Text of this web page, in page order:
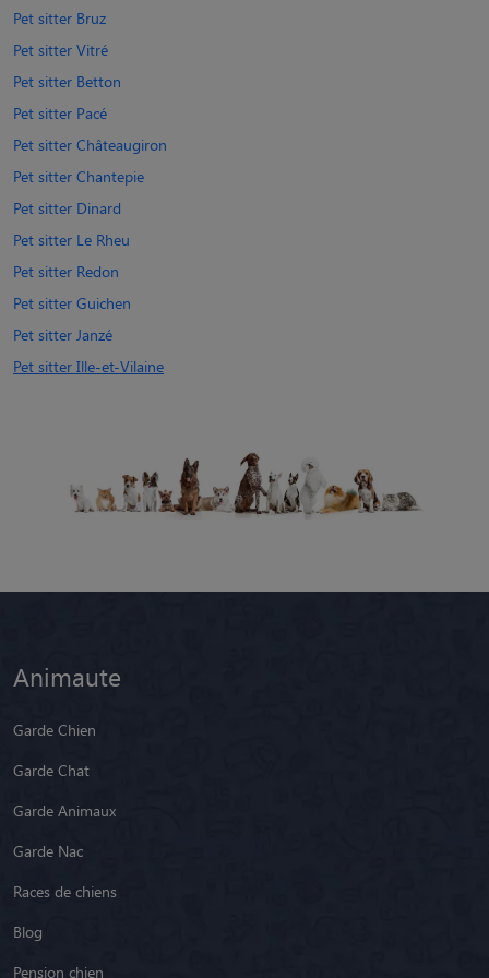
Pet sitter Bruz
Pet sitter Vitré
Pet sitter Betton
Pet sitter Pacé
Pet sitter Châteaugiron
Pet sitter Chantepie
Pet sitter Dinard
Pet sitter Le Rheu
Pet sitter Redon
Pet sitter Guichen
Pet sitter Janzé
Pet sitter Ille-et-Vilaine
Animaute
Garde Chien
Garde Chat
Garde Animaux
Garde Nac
Races de chiens
Blog
Pension chien